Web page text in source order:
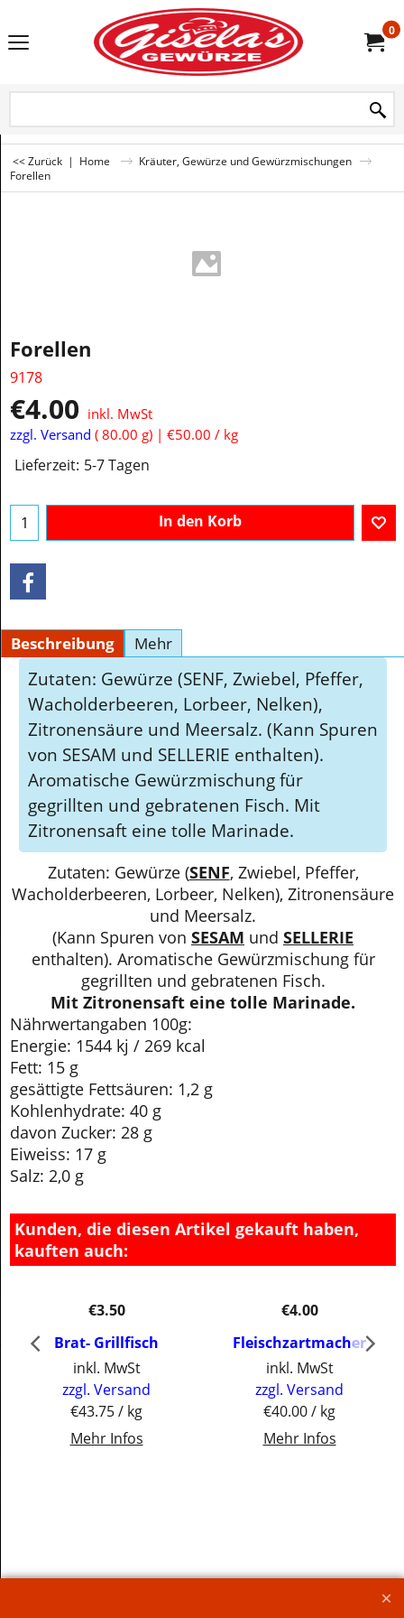
0
<< Zurück | Home
Kräuter, Gewürze und Gewürzmischungen
Forellen
Forellen
9178
€4.00 inkl. MwSt
zzgl. Versand
80.00 g €50.00 / kg
Lieferzeit: 5-7 Tagen
In den Korb
Beschreibung Mehr
Zutaten: Gewürze (SENF, Zwiebel, Pfeffer,
Wacholderbeeren, Lorbeer, Nelken),
Zitronensäure und Meersalz. (Kann Spuren
von SESAM und SELLERIE enthalten).
Aromatische Gewürzmischung für
gegrillten und gebratenen Fisch. Mit
Zitronensaft eine tolle Marinade.
Zutaten: Gewürze (SENF, Zwiebel, Pfeffer,
Wacholderbeeren, Lorbeer, Nelken), Zitronensäure
und Meersalz.
(Kann Spuren von SESAM und SELLERIE
enthalten). Aromatische Gewürzmischung für
gegrillten und gebratenen Fisch.
Mit Zitronensaft eine tolle Marinade.
Nährwertangaben 100g:
Energie: 1544 kj / 269 kcal
Fett: 15 g
gesättigte Fettsäuren: 1,2 g
Kohlenhydrate: 40 g
davon Zucker: 28 g
Eiweiss: 17 g
Salz: 2,0 g
Kunden, die diesen Artikel gekauft haben,
kauften auch:
€3.50
Brat- Grillfisch
inkl. MwSt
zzgl. Versand
€43.75/ kg
Mehr Infos
€4.00
Fleischzartmacher
inkl. MwSt
zzgl. Versand
€40.00/ kg
Mehr Infos